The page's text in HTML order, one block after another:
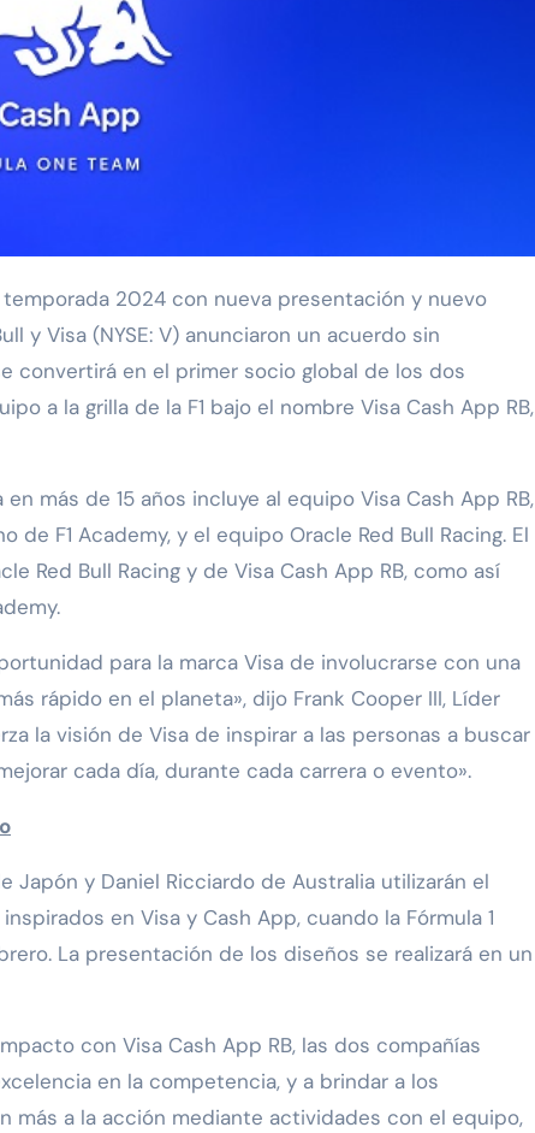
y Visa (NYSE: V) anunciaron un acuerdo sin
convertirá en el primer socio global de los dos
a la grilla de la F1 bajo el nombre Visa Cash App RB,
más de 15 años incluye al equipo Visa Cash App RB,
F1 Academy, y el equipo Oracle Red Bull Racing. El
Red Bull Racing y de Visa Cash App RB, como así
para la marca Visa de involucrarse con una
rápido en el planeta», dijo Frank Cooper III, Líder
la visión de Visa de inspirar a las personas a buscar
cada día, durante cada carrera o evento».
Japón y Daniel Ricciardo de Australia utilizarán el
en Visa y Cash App, cuando la Fórmula 1
La presentación de los diseños se realizará en un
con Visa Cash App RB, las dos compañías
en la competencia, y a brindar a los
a la acción mediante actividades con el equipo,